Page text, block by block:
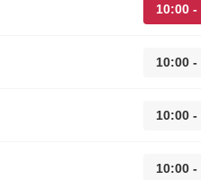
10:00 -
10:00 -
10:00 -
10:00 -